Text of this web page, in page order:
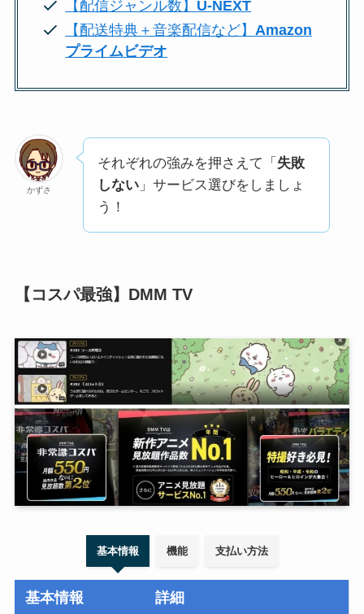
【配信ジャンル数】 U-NEXT
【配送特典＋音楽配信など】Amazon
プライムビデオ
かずさ
それぞれの強みを押さえて「 失敗
しない」サービス選びをしましょ
う！
【コスパ最強】DMM TV
基本情報 機能 支払い方法
基本情報 詳細